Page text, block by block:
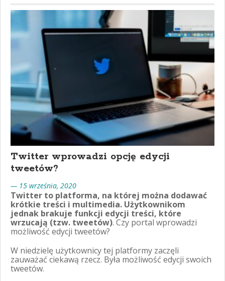
Twitter wprowadzi opcję edycji
tweetów?
— 15 września, 2020
Twitter to platforma, na której można dodawać
krótkie treści i multimedia. Użytkownikom
jednak brakuje funkcji edycji treści, które
wrzucają (tzw. tweetów). Czy portal wprowadzi
możliwość edycji tweetów?
W niedzielę użytkownicy tej platformy zaczęli
zauważać ciekawą rzecz. Była możliwość edycji swoich
tweetów.